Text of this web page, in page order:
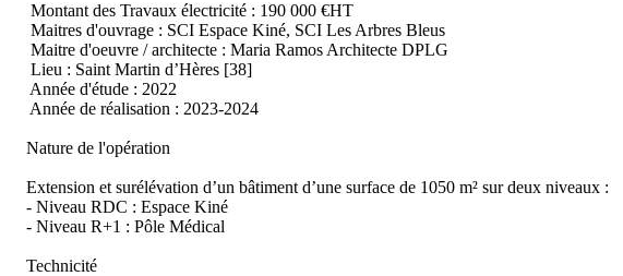
Montant des Travaux électricité : 190 000 €HT
Maitres d'ouvrage : SCI Espace Kiné, SCI Les Arbres Bleus
Maitre d'oeuvre / architecte : Maria Ramos Architecte DPLG
Lieu : Saint Martin d’Hères [38]
Année d'étude : 2022
Année de réalisation : 2023-2024
Nature de l'opération
Extension et surélévation d’un bâtiment d’une surface de 1050 m² sur deux niveaux :
- Niveau RDC : Espace Kiné
- Niveau R+1 : Pôle Médical
Technicité